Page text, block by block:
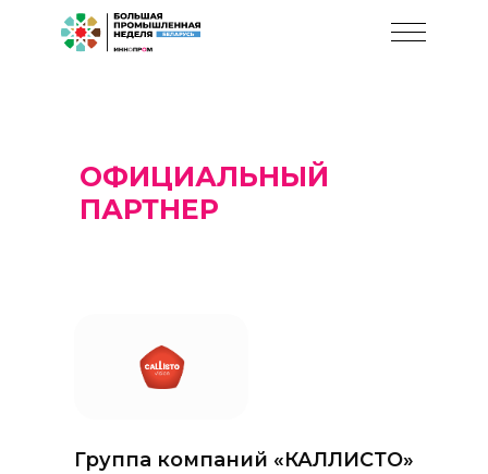
ОФИЦИАЛЬНЫЙ
ПАРТНЕР
Группа компаний «КАЛЛИСТО»